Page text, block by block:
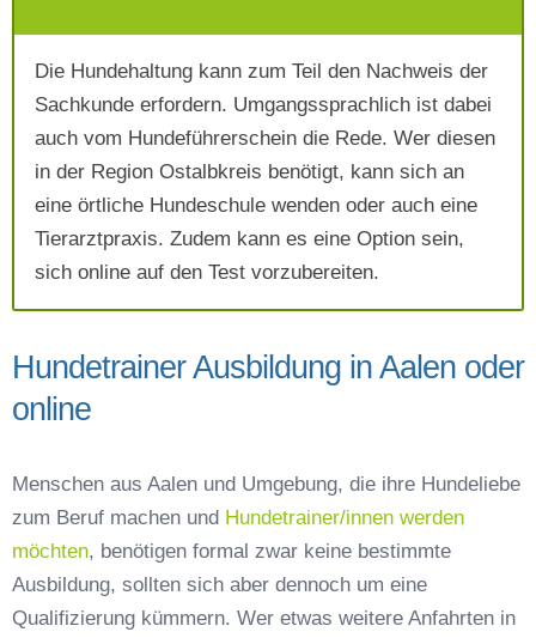
Mit Absenden der Daten akzeptiere ich die
AGB`s.
Absenden
Die Hundehaltung kann zum Teil den Nachweis der
Sachkunde erfordern. Umgangssprachlich ist dabei
auch vom Hundeführerschein die Rede. Wer diesen
in der Region Ostalbkreis benötigt, kann sich an
eine örtliche Hundeschule wenden oder auch eine
Tierarztpraxis. Zudem kann es eine Option sein,
sich online auf den Test vorzubereiten.
Hundetrainer Ausbildung in Aalen oder
online
Menschen aus Aalen und Umgebung, die ihre Hundeliebe
zum Beruf machen und Hundetrainer/innen werden
möchten, benötigen formal zwar keine bestimmte
Ausbildung, sollten sich aber dennoch um eine
Qualifizierung kümmern. Wer etwas weitere Anfahrten in